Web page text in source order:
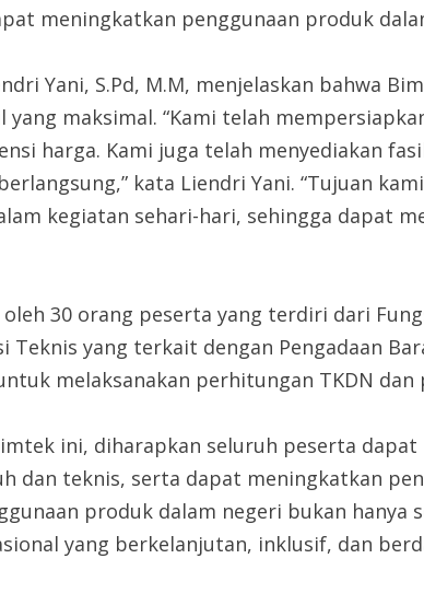
meningkatkan penggunaan produk
Yani, S.Pd, M.M, menjelaskan bahwa
yang maksimal. “Kami telah
harga. Kami juga telah menyediakan
kata Liendri Yani. “Tujuan
kegiatan sehari-hari, sehingga dapat
30 orang peserta yang terdiri dari
Teknis yang terkait dengan Pengadaan
melaksanakan perhitungan TKDN
ini, diharapkan seluruh peserta
dan teknis, serta dapat meningkatkan
produk dalam negeri bukan
yang berkelanjutan, inklusif, dan